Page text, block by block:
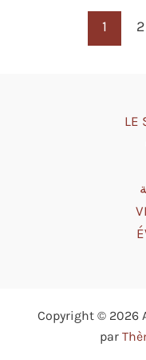
1 2
LE
Copyright © 2026
par